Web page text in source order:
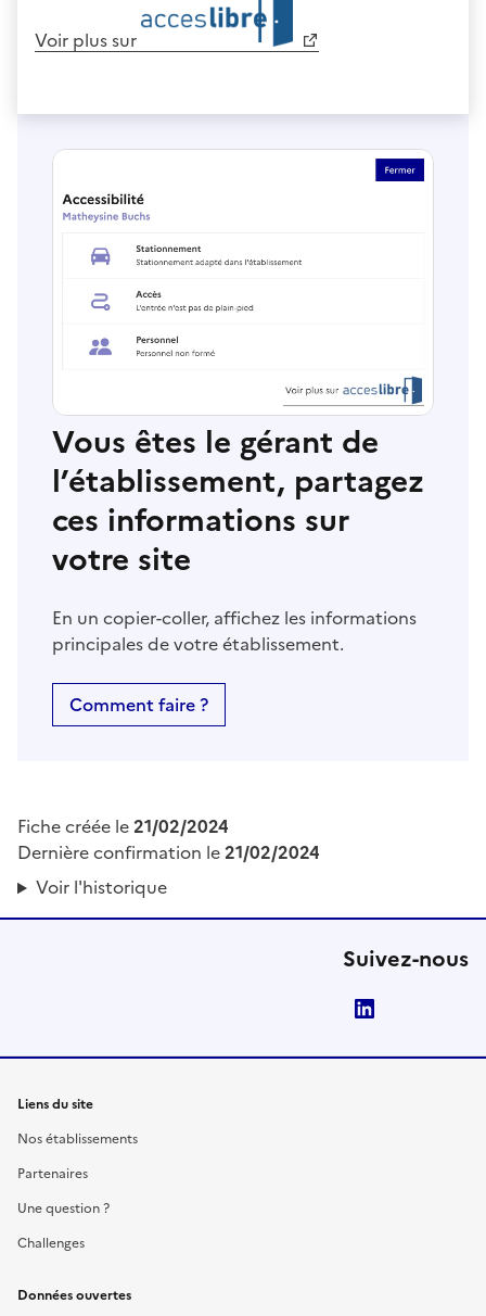
Voir plus sur
Vous êtes le gérant de
l’établissement, partagez
ces informations sur
votre site
En un copier-coller, affichez les informations
principales de votre établissement.
Comment faire ?
Fiche créée le21/02/2024
Dernière confirmation le21/02/2024
Voir l'historique
Suivez-nous
Liens du site
Nos établissements
Partenaires
Une question ?
Challenges
Données ouvertes